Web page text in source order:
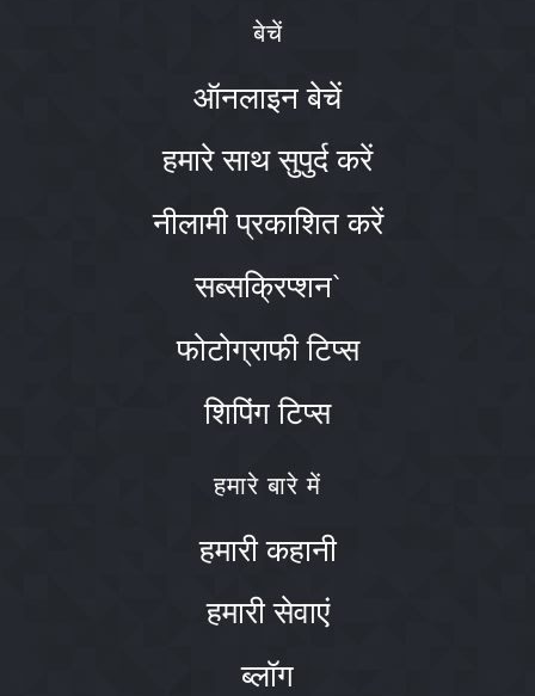
बेचें
ऑनलाइन बेचें
हमारे साथ सुपुर्द करें
नीलामी प्रकाशित करें
सब्सक्रिप्शन`
फोटोग्राफी टिप्स
शिपिंग टिप्स
हमारे बारे में
हमारी कहानी
हमारी सेवाएं
ब्लॉग